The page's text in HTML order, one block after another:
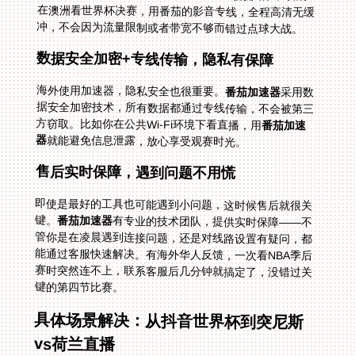
冲，不会因为流量限制或者带宽不够而错过点球大战。
数据安全加密+专线传输，隐私有保障
海外使用加速器，隐私安全也很重要。番茄加速器采用数
据安全加密技术，所有数据都通过专线传输，不会被第三
方窃取。比如你在公共Wi-Fi环境下看直播，用番茄加速
器就能避免信息泄露，放心享受观赛时光。
售后实时保障，遇到问题不用慌
即使是最好的工具也可能遇到小问题，这时候售后就很关
键。番茄加速器有专业的技术团队，提供实时保障——不
管你是在凌晨遇到连接问题，还是对线路设置有疑问，都
能通过客服快速解决。有海外华人反馈，一次看NBA季后
赛时突然连不上，联系客服后几分钟就搞定了，没错过关
键的第四节比赛。
具体场景解决：从抖音世界杯到突尼斯
vs荷兰直播